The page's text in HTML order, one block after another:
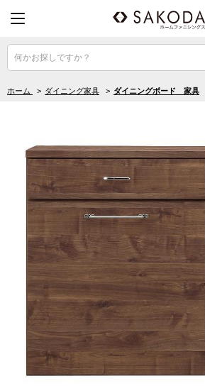
何かお探しですか？
ホーム > ダイニング家具 > ダイニングボード 家具